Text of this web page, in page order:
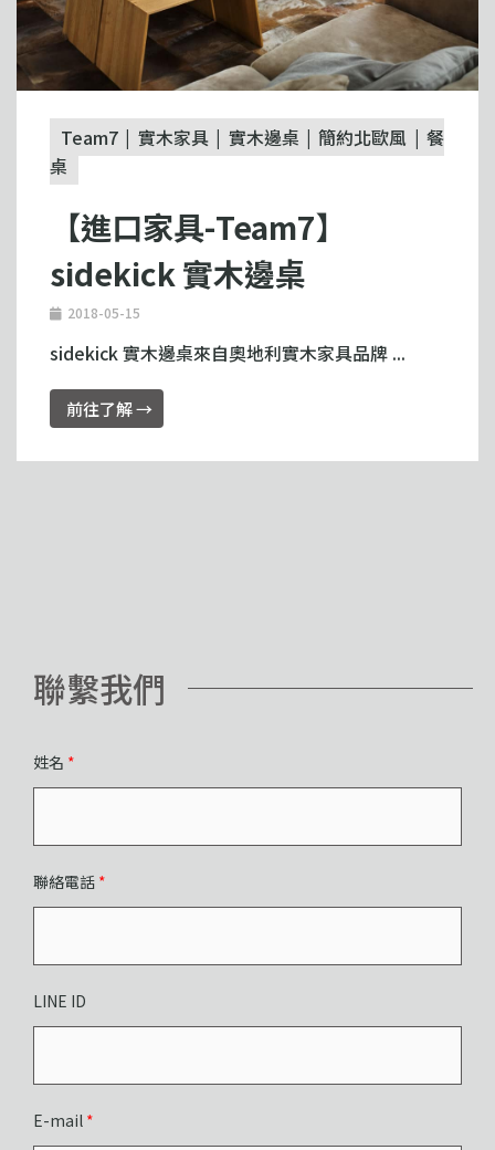
Team7 實木家具 實木邊桌 簡約北歐風
餐
桌
【進口家具-Team7】
sidekick 實木邊桌
2018-05-15
sidekick 實木邊桌來自奧地利實木家具品牌 ...
前往了解 →
聯繫我們
姓名 *
聯絡電話 *
LINE ID
E-mail *